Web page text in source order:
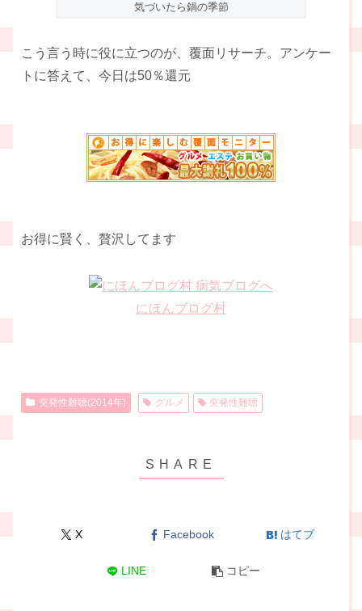
気づいたら鍋の季節
こう言う時に役に立つのが、覆面リサーチ。アンケー
トに答えて、今日は50％還元
お得に賢く、贅沢してます
にほんブログ村
突発性難聴(2014年) グルメ 突発性難聴
X Facebook はてブ
LINE コピー